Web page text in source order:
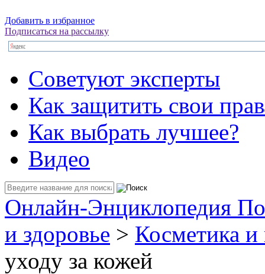
Добавить в избранное
Подписаться на рассылку
Советуют эксперты
Как защитить свои
Как выбрать лучшее?
Видео
Онлайн-Энциклопедия
и здоровье > Косметика
уходу за кожей